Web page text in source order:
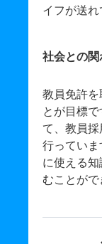
イフが送れ
社会との
教員免許を
とが目標
て、教員
行ってい
に使える
むことがで